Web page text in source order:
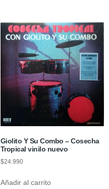
Giolito Y Su Combo – Cosecha
Tropical vinilo nuevo
$24.990
Añadir al carrito